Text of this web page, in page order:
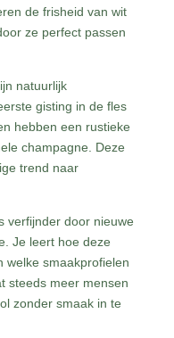
de frisheid van wit
ze perfect passen
natuurlijk
gisting in de fles
hebben een rustieke
champagne. Deze
trend naar
verfijnder door nieuwe
Je leert hoe deze
welke smaakprofielen
steeds meer mensen
zonder smaak in te